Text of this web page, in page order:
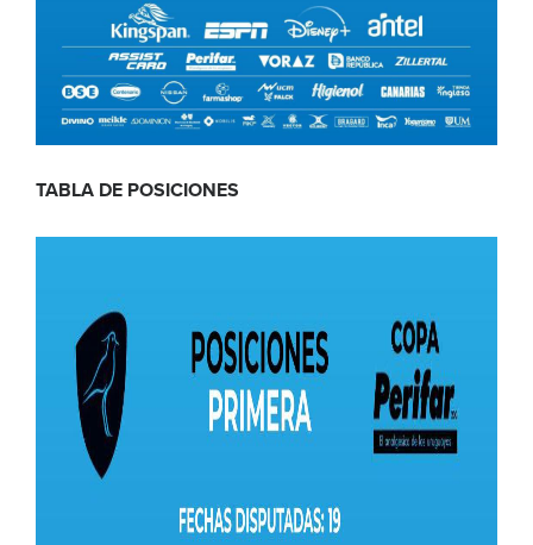
TABLA DE POSICIONES